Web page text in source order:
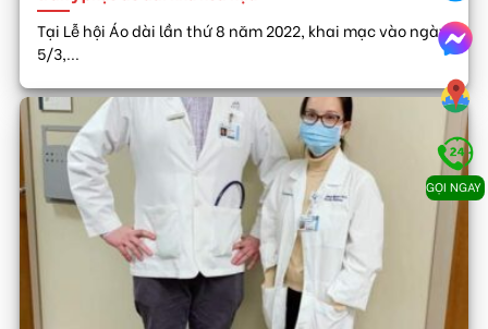
Tại Lễ hội Áo dài lần thứ 8 năm 2022, khai mạc vào ngày
5/3,...
GỌI NGAY